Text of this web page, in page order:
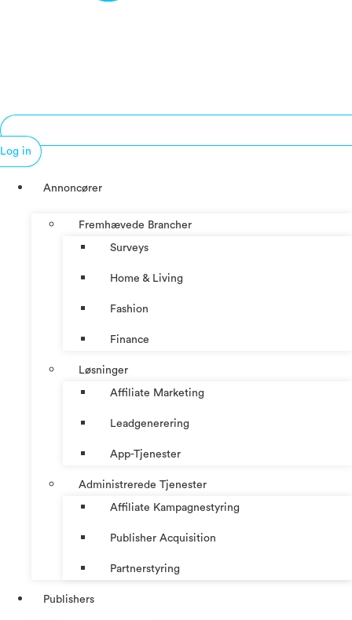
Log in
Annoncører
Fremhævede Brancher
Surveys
Home & Living
Fashion
Finance
Løsninger
Affiliate Marketing
Leadgenerering
App-Tjenester
Administrerede Tjenester
Affiliate Kampagnestyring
Publisher Acquisition
Partnerstyring
Publishers